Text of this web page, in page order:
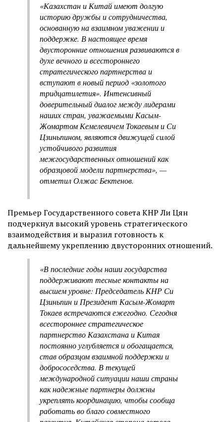
«Казахстан и Китай имеют долгую
историю дружбы и сотрудничества,
основанную на взаимном уважении и
поддержке. В настоящее время
двусторонние отношения развиваются в
духе вечного и всестороннего
стратегического партнерства и
вступают в новый период «золотого
тридцатилетия». Интенсивный
доверительный диалог между лидерами
наших стран, уважаемыми Касым-
Жомартом Кемелевичем Токаевым и Си
Цзиньпином, являются движущей силой
устойчивого развития
межгосударственных отношений как
образцовой модели партнерства», —
отметил Олжас Бектенов.
Премьер Государственного совета КНР Ли Цян
подчеркнул высокий уровень стратегического
взаимодействия и выразил готовность к
дальнейшему укреплению двусторонних отношений.
«В последние годы наши государства
поддерживают тесные контакты на
высшем уровне: Председатель КНР Си
Цзиньпин и Президент Касым-Жомарт
Токаев встречаются ежегодно. Сегодня
всестороннее стратегическое
партнерство Казахстана и Китая
постоянно углубляется и обогащается,
став образцом взаимной поддержки и
добрососедства. В текущей
международной ситуации наши страны
как надежные партнеры должны
укреплять координацию, чтобы сообща
работать во благо совместного